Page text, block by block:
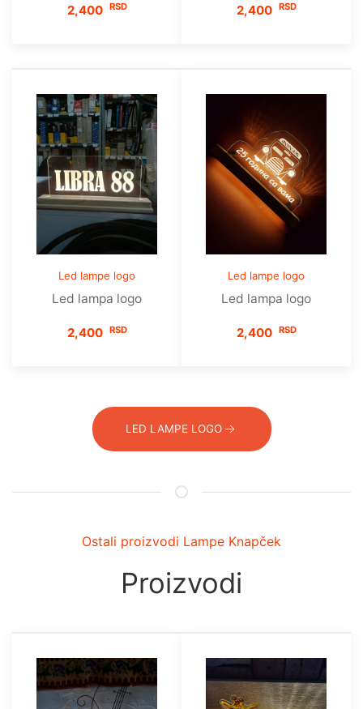
2,400 RSD 2,400 RSD
Led lampe logo
Led lampa logo
2,400 RSD
Led lampe logo
Led lampa logo
2,400 RSD
LED LAMPE LOGO
Ostali proizvodi Lampe Knapček
Proizvodi